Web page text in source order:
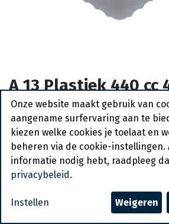
A 13 Plastiek 440 cc
Actief
Vraag een account aan
Algemene voorwaarden
30-dagen geld terug garantie
Onze website maakt gebruik van
aangename surfervaring aan te
kiezen welke cookies je toelaat en
beheren via de cookie-instellingen.
informatie nodig hebt, raadpleeg
privacybeleid .
Instellen Weigeren